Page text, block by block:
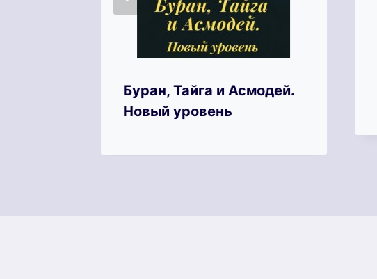
Буран, Тайга и Асмодей.
Новый уровень